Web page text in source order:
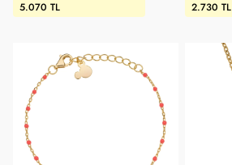
5.070 TL
2.730 TL